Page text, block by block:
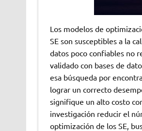
Los modelos de
SE son susceptibles a la
datos poco confiables no
validado con bases de
esa búsqueda por
lograr un correcto
signifique un alto costo
investigación reducir el
optimización de los SE,